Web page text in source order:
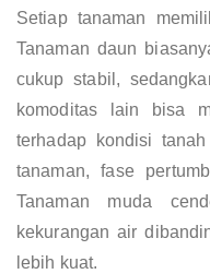
Setiap tanaman
Tanaman daun
cukup stabil,
komoditas lain bisa
terhadap kondisi
tanaman, fase
Tanaman muda
kekurangan air
lebih kuat.